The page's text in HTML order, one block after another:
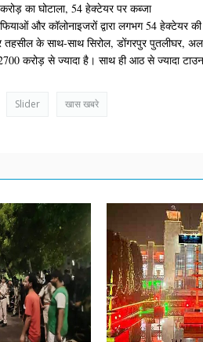
का घोटाला, 54 हेक्टेयर पर कब्जा
और कॉलोनाइजरों द्वारा लगभग 54 हेक्टेयर
तहसील के साथ-साथ सिरोल, डोंगरपुर पुतलीघर,
करोड़ से ज्यादा है। साथ ही आठ से ज्यादा
Slider खास खबरे